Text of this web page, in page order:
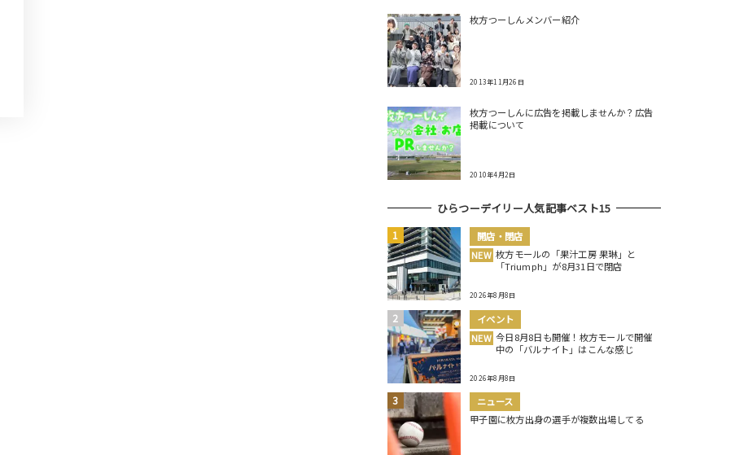
枚方つーしんメンバー紹介
2013年11月26日
枚方つーしんに広告を掲載しませんか？広告
掲載について
2010年4月2日
ひらつーデイリー人気記事ベスト15
開店・閉店
NEW 枚方モールの「果汁工房 果琳」と
「Triumph」が8月31日で閉店
2026年8月8日
イベント
NEW 今日8月8日も開催！枚方モールで開催
中の「バルナイト」はこんな感じ
2026年8月8日
ニュース
甲子園に枚方出身の選手が複数出場してる